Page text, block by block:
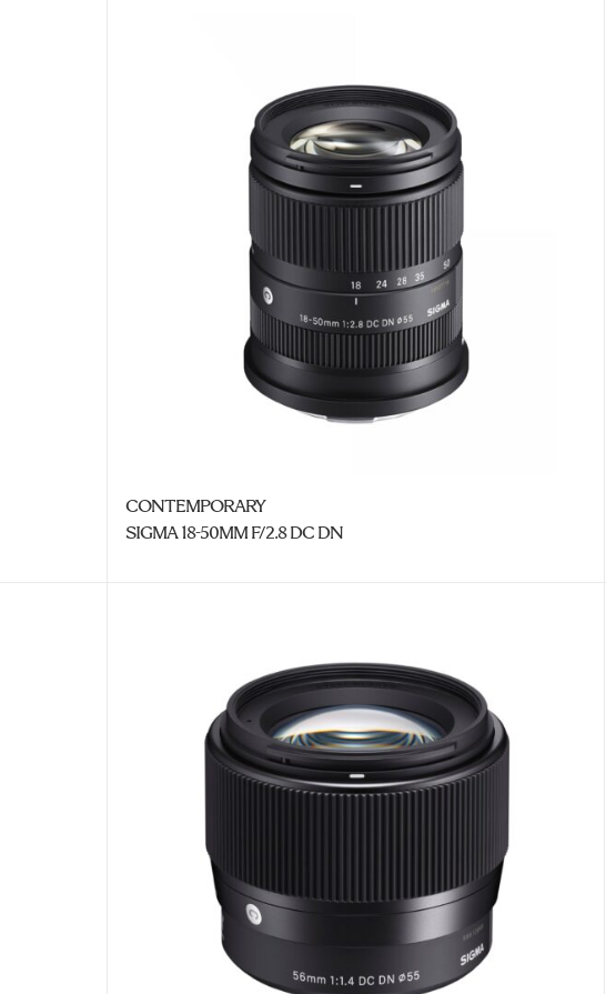
CONTEMPORARY
SIGMA 18-50MM F/2.8 DC DN